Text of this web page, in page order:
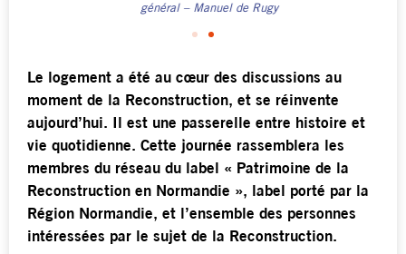
général – Manuel de Rugy
Le logement a été au cœur des discussions au
moment de la Reconstruction, et se réinvente
aujourd’hui. Il est une passerelle entre histoire et
vie quotidienne. Cette journée rassemblera les
membres du réseau du label « Patrimoine de la
Reconstruction en Normandie », label porté par la
Région Normandie, et l’ensemble des personnes
intéressées par le sujet de la Reconstruction.